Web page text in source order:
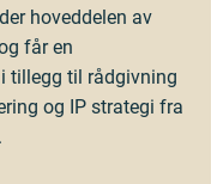
hoveddelen av
får en
tillegg til rådgivning
og IP strategi fra